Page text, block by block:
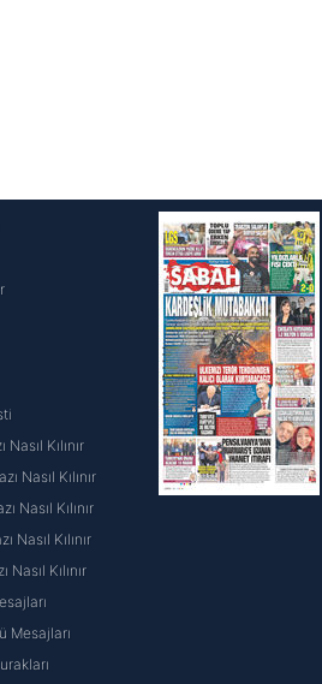
Nasıl Kılınır
Nasıl Kılınır
Nasıl Kılınır
Nasıl Kılınır
Nasıl Kılınır
Mesajları